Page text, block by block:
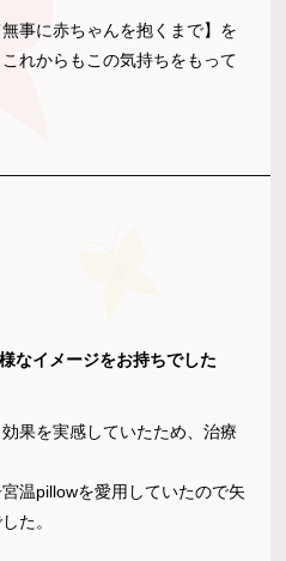
事に赤ちゃんを抱くまで】を
れからもこの気持ちをもって
なイメージをお持ちでした
果を実感していたため、治療
温pillowを愛用していたので矢
た。